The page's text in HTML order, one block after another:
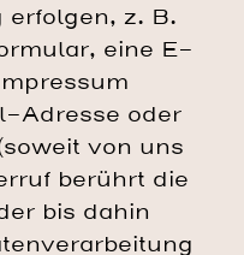
erfolgen, z. B.
eine E-
Adresse oder
von uns
berührt die
bis dahin